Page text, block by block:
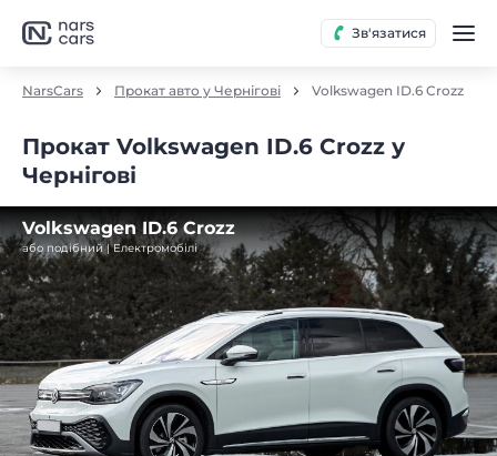
Зв'язатися
NarsCars Прокат авто у Чернігові Volkswagen ID.6 Crozz
Прокат Volkswagen ID.6 Crozz у
Чернігові
Volkswagen ID.6 Crozz
або подібний | Електромобілі